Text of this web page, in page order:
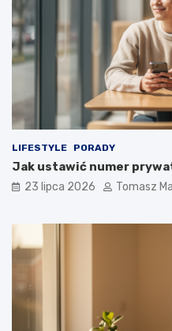
LIFESTYLE PORADY
Jak ustawić numer
23 lipca 2026 Tomasz